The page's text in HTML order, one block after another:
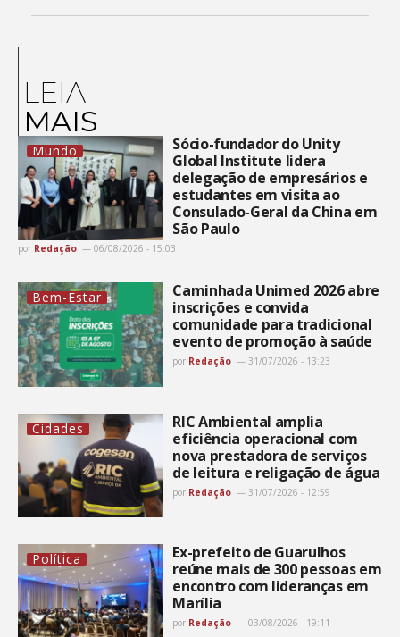
LEIA
MAIS
Mundo
Sócio-fundador do Unity
Global Institute lidera
delegação de empresários e
estudantes em visita ao
Consulado-Geral da China em
São Paulo
por Redação 06/08/2026 - 15:03
Bem-Estar
Caminhada Unimed 2026 abre
inscrições e convida
comunidade para tradicional
evento de promoção à saúde
por Redação 31/07/2026 - 13:23
Cidades
RIC Ambiental amplia
eficiência operacional com
nova prestadora de serviços
de leitura e religação de água
por Redação 31/07/2026 - 12:59
Política
Ex-prefeito de Guarulhos
reúne mais de 300 pessoas em
encontro com lideranças em
Marília
por Redação 03/08/2026 - 19:11